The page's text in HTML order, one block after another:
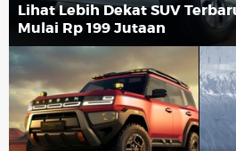
Lihat Lebih Dekat SUV
Mulai Rp 199 Jutaan